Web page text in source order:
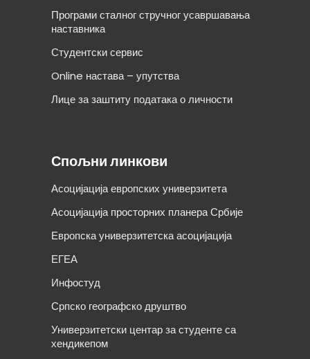
Програми сталног стручног усавршавања
наставника
Студентски сервис
Online настава – упутства
Лице за заштиту података о личности
Спољни линкови
Асоцијација европских универзитета
Асоцијација просторних планера Србије
Европска универзитетска асоцијација
ЕГЕА
Инфостуд
Српско географско друштво
Универзитетски центар за студенте са
хендикепом